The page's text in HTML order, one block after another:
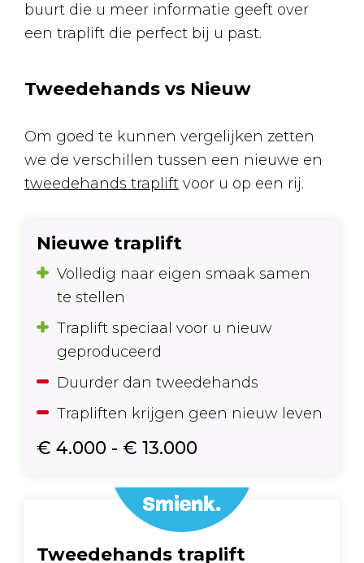
buurt die u meer informatie geeft over
een traplift die perfect bij u past.
Tweedehands vs Nieuw
Om goed te kunnen vergelijken zetten
we de verschillen tussen een nieuwe en
tweedehands traplift voor u op een rij.
Nieuwe traplift
Volledig naar eigen smaak samen
te stellen
Traplift speciaal voor u nieuw
geproduceerd
Duurder dan tweedehands
Trapliften krijgen geen nieuw leven
€ 4.000 - € 13.000
Tweedehands traplift